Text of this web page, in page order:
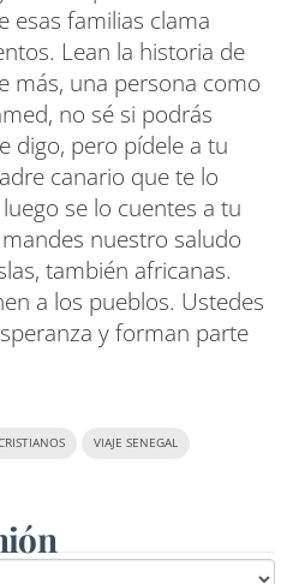
esas familias clama
Lean la historia de
más, una persona como
no sé si podrás
digo, pero pídele a tu
canario que te lo
se lo cuentes a tu
nuestro saludo
también africanas.
a los pueblos. Ustedes
y forman parte
VIAJE SENEGAL